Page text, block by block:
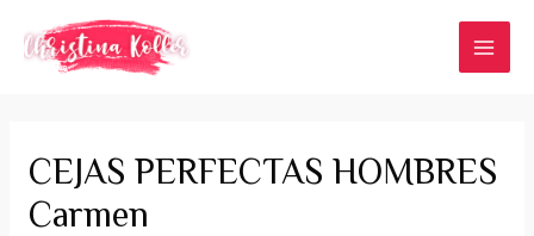
contenido
CEJAS PERFECTAS HOMBRES
Carmen